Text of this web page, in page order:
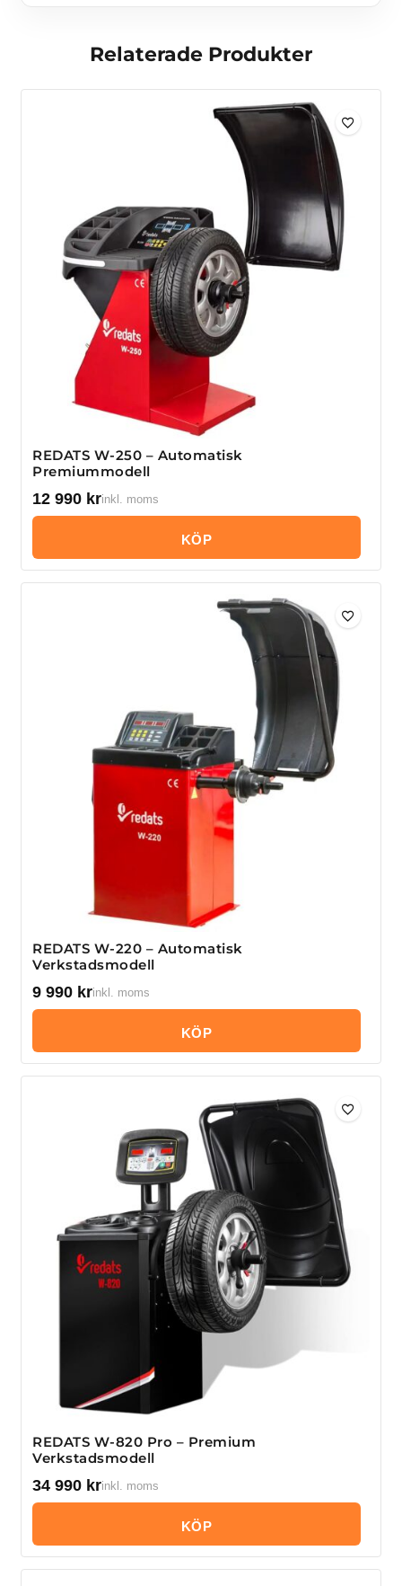
Relaterade Produkter
REDATS W-250 – Automatisk
Premiummodell
12 990 krinkl. moms
KÖP
REDATS W-220 – Automatisk
Verkstadsmodell
9 990 krinkl. moms
KÖP
REDATS W-820 Pro – Premium
Verkstadsmodell
34 990 krinkl. moms
KÖP